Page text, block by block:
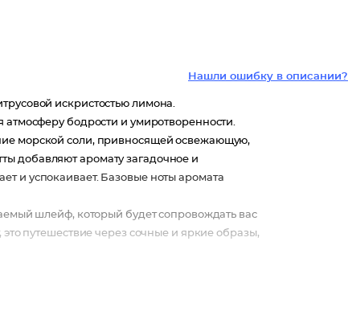
Нашли ошибку в описании?
искристостью лимона.
бодрости и умиротворенности.
морской соли, привносящей освежающую,
добавляют аромату загадочное и
и успокаивает. Базовые ноты аромата
шлейф, который будет сопровождать вас
путешествие через сочные и яркие образы,